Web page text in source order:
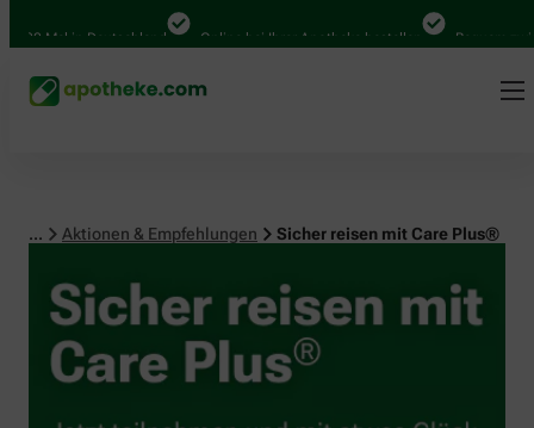
Mal in Deutschland Online bei Ihrer Apotheke bestellen Bequem
... Aktionen & Empfehlungen Sicher reisen mit Care Plus®